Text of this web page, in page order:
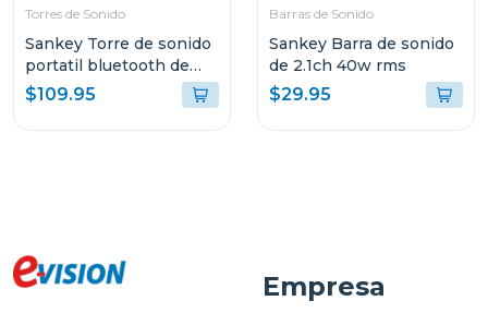
Torres de Sonido
Sankey Torre de sonido
portatil bluetooth de
50w rms 10dcc54t
$109.95
Barras de Sonido
Sankey Barra de sonido
de 2.1ch 40w rms
$29.95
Empresa